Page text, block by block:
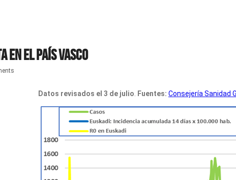
en el País Vasco
Datos revisados el 3 de julio Fuentes: Consejería Sanidad